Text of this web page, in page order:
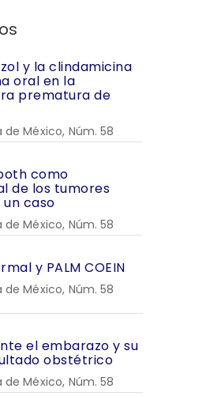
y la clindamicina
oral en la
prematura de
México, Núm. 58
como
de los tumores
caso
México, Núm. 58
y PALM COEIN
México, Núm. 58
el embarazo y su
obstétrico
México, Núm. 58